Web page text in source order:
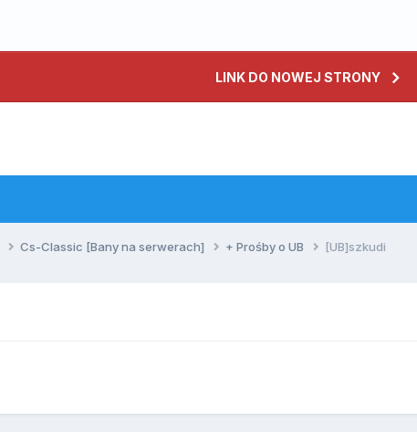
LINK DO NOWEJ STRONY
Cs-Classic [Bany na serwerach] + Prośby o UB [UB]szkudi